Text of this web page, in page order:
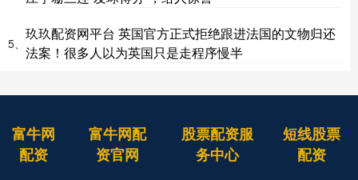
5、
玖玖配资网平台 英国官方正式拒绝跟进法国的文物归还
法案！很多人以为英国只是走程序慢半
富牛网
配资
富牛网配
资官网
股票配资服
务中心
短线股票
配资